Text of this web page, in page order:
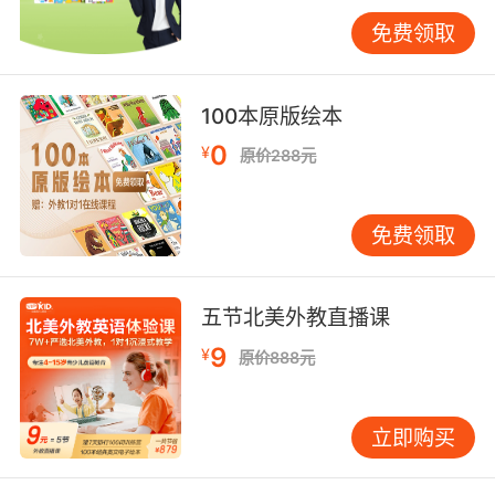
“effect”，复盘时查词典、析例句，笔记上新增区
别对比，后续练习错误率骤降。 笔记更是输出工
具。口语课前，学员翻看话题相关笔记，提取亮
点词汇句型暖场；写作时，借鉴笔记中好词好
句，仿写结构。VIPKID组织笔记分享会，学员互
鉴，碰撞思维火花。数据显示，常参与分享的学
员，知识迁移能力提升迅速，能在新语境灵活运
用旧知。 英语笔记方法教学是VIPKID教学体系重
要一环，结构化、多模态、重复盘策略相辅相
成。精准笔记助力学员跳出死记硬背，迈向高效
学习。未来，VIPKID将持续探索笔记与新技术融
合，如AI智能笔记辅助，为学员定制个性化笔记
方案，让英语学习之路更顺畅。
免费领取
100本原版绘本
¥0 原价288元
免费领取
五节北美外教直播课
¥9 原价888元
立即购买